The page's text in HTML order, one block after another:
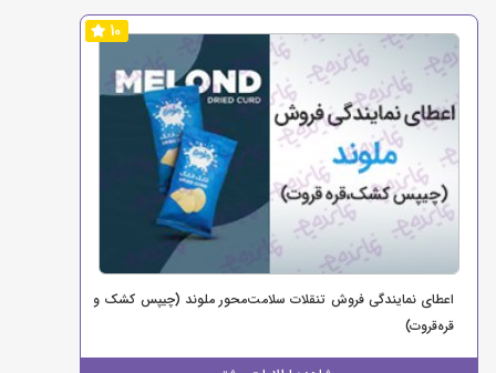
10
اعطای نمایندگی فروش تنقلات سلامت‌محور ملوند (چیپس کشک و
قره‌قروت)